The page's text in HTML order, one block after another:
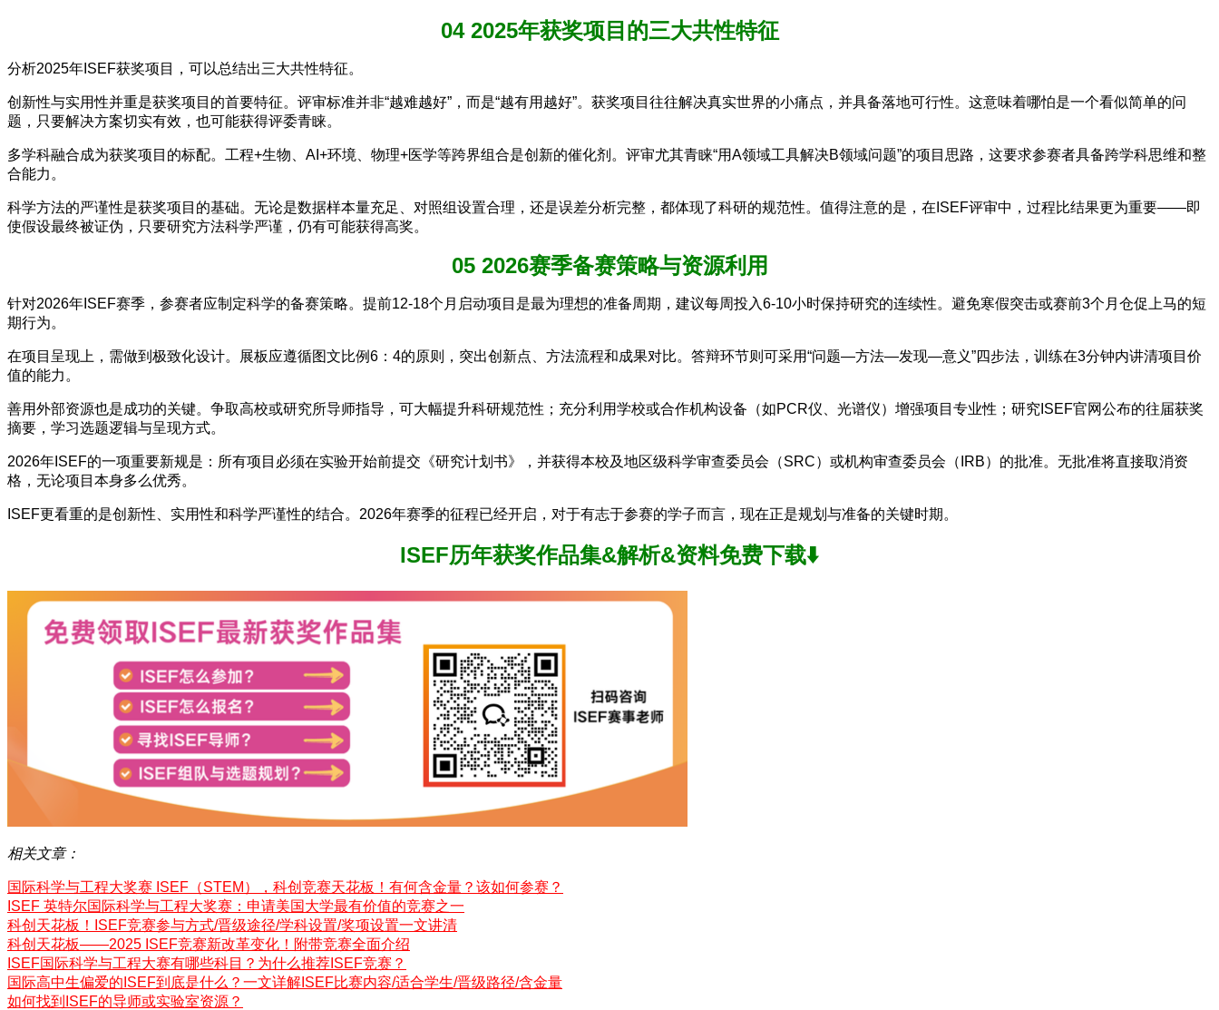
04 2025年获奖项目的三大共性特征
分析2025年ISEF获奖项目，可以总结出三大共性特征。
创新性与实用性并重是获奖项目的首要特征。评审标准并非“越难越好”，而是“越有用越好”。获奖项目往往解决真实世界的小痛点，并具备落地可行性。这意味着哪怕是一个看似简单的问
题，只要解决方案切实有效，也可能获得评委青睐。
多学科融合成为获奖项目的标配。工程+生物、AI+环境、物理+医学等跨界组合是创新的催化剂。评审尤其青睐“用A领域工具解决B领域问题”的项目思路，这要求参赛者具备跨学科思维和整
合能力。
科学方法的严谨性是获奖项目的基础。无论是数据样本量充足、对照组设置合理，还是误差分析完整，都体现了科研的规范性。值得注意的是，在ISEF评审中，过程比结果更为重要——即
使假设最终被证伪，只要研究方法科学严谨，仍有可能获得高奖。
05 2026赛季备赛策略与资源利用
针对2026年ISEF赛季，参赛者应制定科学的备赛策略。提前12-18个月启动项目是最为理想的准备周期，建议每周投入6-10小时保持研究的连续性。避免寒假突击或赛前3个月仓促上马的短
期行为。
在项目呈现上，需做到极致化设计。展板应遵循图文比例6：4的原则，突出创新点、方法流程和成果对比。答辩环节则可采用“问题—方法—发现—意义”四步法，训练在3分钟内讲清项目价
值的能力。
善用外部资源也是成功的关键。争取高校或研究所导师指导，可大幅提升科研规范性；充分利用学校或合作机构设备（如PCR仪、光谱仪）增强项目专业性；研究ISEF官网公布的往届获奖
摘要，学习选题逻辑与呈现方式。
2026年ISEF的一项重要新规是：所有项目必须在实验开始前提交《研究计划书》，并获得本校及地区级科学审查委员会（SRC）或机构审查委员会（IRB）的批准。无批准将直接取消资
格，无论项目本身多么优秀。
ISEF更看重的是创新性、实用性和科学严谨性的结合。2026年赛季的征程已经开启，对于有志于参赛的学子而言，现在正是规划与准备的关键时期。
ISEF历年获奖作品集&解析&资料免费下载⬇️
相关文章：
国际科学与工程大奖赛 ISEF（STEM），科创竞赛天花板！有何含金量？该如何参赛？
ISEF 英特尔国际科学与工程大奖赛：申请美国大学最有价值的竞赛之一
科创天花板！ISEF竞赛参与方式/晋级途径/学科设置/奖项设置一文讲清
科创天花板——2025 ISEF竞赛新改革变化！附带竞赛全面介绍
ISEF国际科学与工程大赛有哪些科目？为什么推荐ISEF竞赛？
国际高中生偏爱的ISEF到底是什么？一文详解ISEF比赛内容/适合学生/晋级路径/含金量
如何找到ISEF的导师或实验室资源？